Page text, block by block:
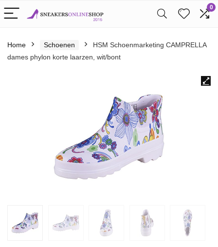
0
Home Schoenen
HSM Schoenmarketing CAMPRELLA
dames phylon korte laarzen, wit/bont